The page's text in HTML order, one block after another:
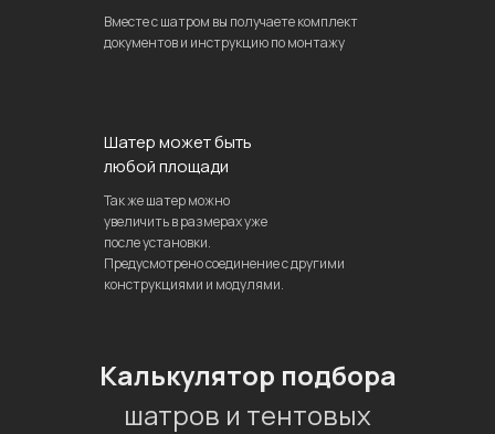
Вместе с шатром вы получаете комплект
документов и инструкцию по монтажу
Шатер может быть
любой площади
Так же шатер можно
увеличить в размерах уже
после установки.
Предусмотрено соединение с другими
конструкциями и модулями.
Калькулятор подбора
шатров и тентовых